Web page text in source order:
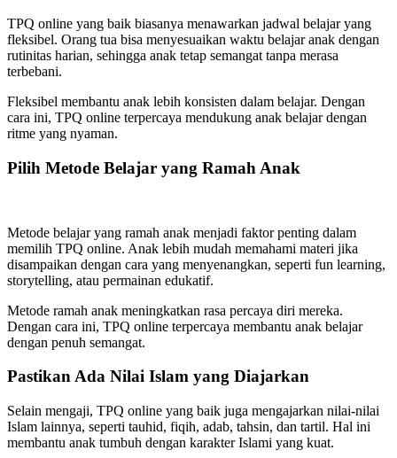
TPQ online yang baik biasanya menawarkan jadwal belajar yang
fleksibel. Orang tua bisa menyesuaikan waktu belajar anak dengan
rutinitas harian, sehingga anak tetap semangat tanpa merasa
terbebani.
Fleksibel membantu anak lebih konsisten dalam belajar. Dengan
cara ini, TPQ online terpercaya mendukung anak belajar dengan
ritme yang nyaman.
Pilih Metode Belajar yang Ramah Anak
Metode belajar yang ramah anak menjadi faktor penting dalam
memilih TPQ online. Anak lebih mudah memahami materi jika
disampaikan dengan cara yang menyenangkan, seperti fun learning,
storytelling, atau permainan edukatif.
Metode ramah anak meningkatkan rasa percaya diri mereka.
Dengan cara ini, TPQ online terpercaya membantu anak belajar
dengan penuh semangat.
Pastikan Ada Nilai Islam yang Diajarkan
Selain mengaji, TPQ online yang baik juga mengajarkan nilai-nilai
Islam lainnya, seperti tauhid, fiqih, adab, tahsin, dan tartil. Hal ini
membantu anak tumbuh dengan karakter Islami yang kuat.